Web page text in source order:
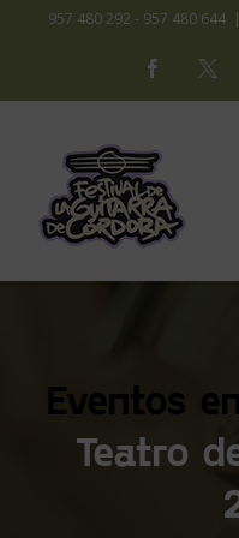
contenido
957 480 292 - 957 480 644 |
Facebook
X
Eventos
Teatro